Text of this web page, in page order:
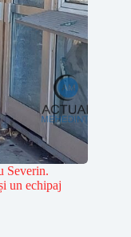
Severin.
un echipaj